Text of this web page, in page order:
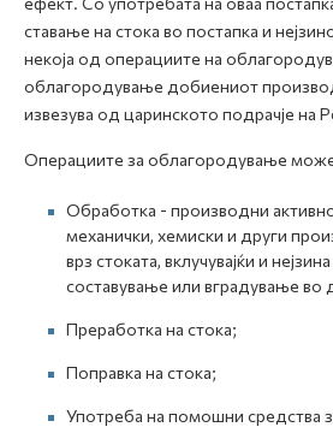
ставање на стока во постапка и
некоја од операциите на
облагородување добиениот
извезува од царинското подрачје на
Операциите за облагородување
Обработка - производни
механички, хемиски и други
врз стоката, вклучувајќи и
составување или вградување во
Преработка на стока;
Поправка на стока;
Употреба на помошни средства